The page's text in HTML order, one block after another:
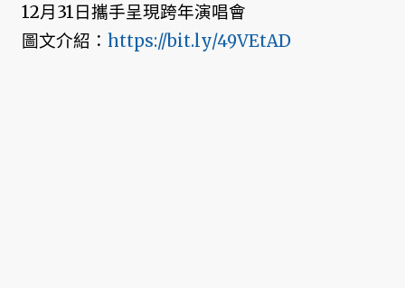
12月31日攜手呈現跨年演唱會
圖文介紹： https://bit.ly/49VEtAD